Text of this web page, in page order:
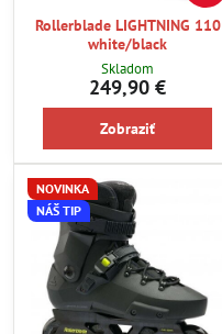
Rollerblade LIGHTNING 110
white/black
Skladom
249,90 €
Zobraziť
NOVINKA
NÁŠ TIP